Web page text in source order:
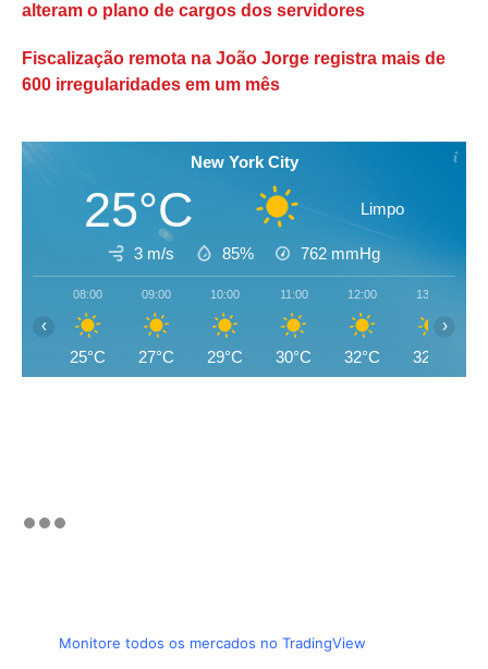
alteram o plano de cargos dos servidores
Fiscalização remota na João Jorge registra mais de
600 irregularidades em um mês
New York City
25°C Limpo
3 m/s 85% 762 mmHg
08:00
25°C
09:00
27°C
10:00
29°C
11:00
30°C
12:00
32°C
13:00
32°C
‹ ›
Monitore todos os mercados no TradingView